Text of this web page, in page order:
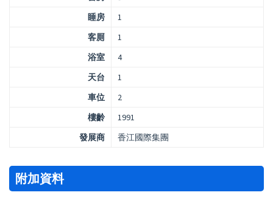
睡房
1
客厠
1
浴室
4
天台
1
車位
2
樓齡
1991
發展商
香江國際集團
附加資料